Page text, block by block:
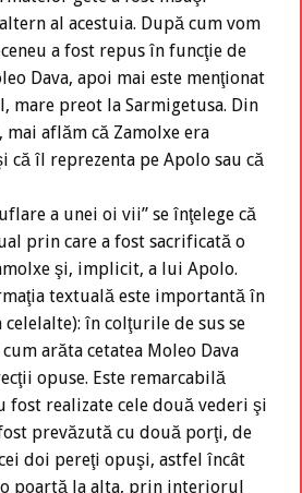
al acestuia. După cum vom
a fost repus în funcţie de
Dava, apoi mai este menţionat
mare preot la Sarmigetusa. Din
aflăm că Zamolxe era
îl reprezenta pe Apolo sau că
a unei oi vii” se înţelege că
prin care a fost sacrificată o
şi, implicit, a lui Apolo.
textuală este importantă în
celelalte): în colţurile de sus se
arăta cetatea Moleo Dava
opuse. Este remarcabilă
fost realizate cele două vederi şi
prevăzută cu două porţi, de
doi pereţi opuşi, astfel încât
poartă la alta, prin interiorul